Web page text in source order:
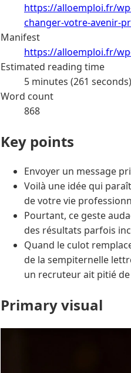
https://alloemploi.fr/
changer-votre-avenir-
Manifest
https://alloemploi.fr/
Estimated reading time
5 minutes (261 seconds)
Word count
868
Key points
Envoyer un message
Voilà une idée qui
de votre vie
Pourtant, ce geste
des résultats parfois
Quand le culot
de la sempiternelle
un recruteur ait pitié
Primary visual